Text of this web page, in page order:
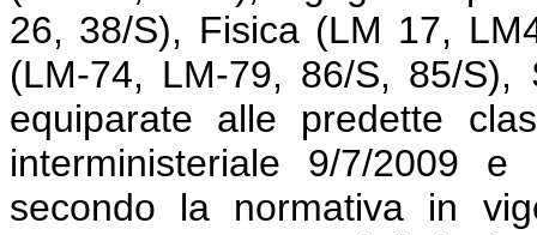
26, 38/S), Fisica (LM 17,
(LM-74, LM-79, 86/S, 85/S),
equiparate alle predette
interministeriale 9/7/2009 e
secondo la normativa in